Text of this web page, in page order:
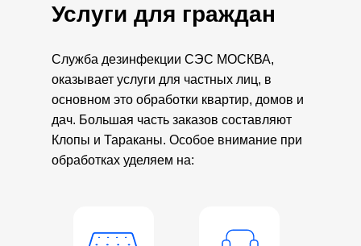
Услуги для граждан
Служба дезинфекции СЭС МОСКВА,
оказывает услуги для частных лиц, в
основном это обработки квартир, домов и
дач. Большая часть заказов составляют
Клопы и Тараканы. Особое внимание при
обработках уделяем на: